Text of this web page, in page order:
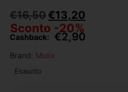
€16,50€13,20
Sconto -20%
Cashback: €2,90
Brand: Molix
Esaurito